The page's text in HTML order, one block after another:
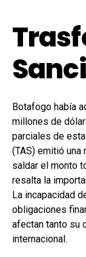
Botafogo había
millones de
parciales de
(TAS) emitió
saldar el monto
resalta la
La incapacidad
obligaciones
afectan tanto su
internacional.